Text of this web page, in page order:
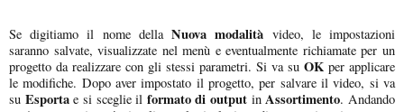
Se digitiamo il nome dellaNuova modalità video, le impostazioni
saranno salvate, visualizzate nel menù e eventualmente richiamate per un
progetto da realizzare con gli stessi parametri. Si va su OK per applicare
le modifiche. Dopo aver impostato il progetto, per salvare il video, si va
su Esportae si sceglie il formato di output inAssortimento. Andando